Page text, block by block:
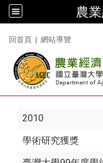
農
回首頁 | 網站導覽
2010
學術研究獲獎